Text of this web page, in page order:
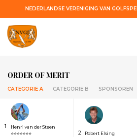
NEDERLANDSE VERENIGING VAN
ORDER OF MERIT
CATEGORIE A CATEGORIE B SPONSOREN
1
Henri van der Steen
⭐⭐⭐⭐⭐⭐⭐
2
Robert Elsing